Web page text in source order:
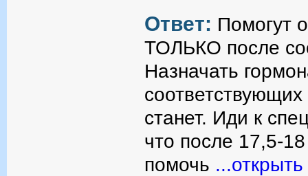
Ответ: Помогут
ТОЛЬКО после
Назначать
станет. Иди к
что после 17,5-
помочь ...открыть